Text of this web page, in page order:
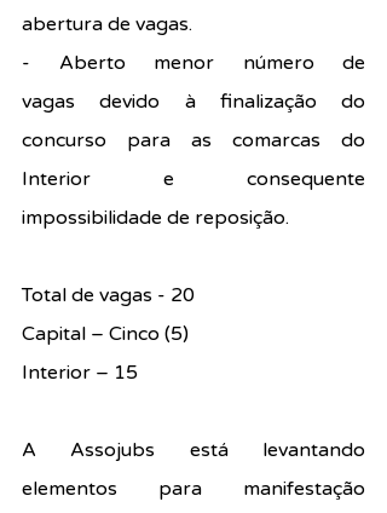
abertura de vagas.
- Aberto menor número de
vagas devido à finalização do
concurso para as comarcas do
Interior e consequente
impossibilidade de reposição.
Total de vagas - 20
Capital – Cinco (5)
Interior – 15
A Assojubs está levantando
elementos para manifestação